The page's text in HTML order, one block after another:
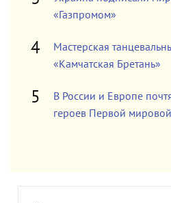
«Газпромом»
Мастерская
«Камчатская Бретань»
В России и Европе
героев Первой